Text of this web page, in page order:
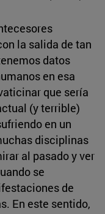
la salida de tan
datos
en esa
que sería
(y terrible)
en un
disciplinas
al pasado y ver
se
de
En este sentido,